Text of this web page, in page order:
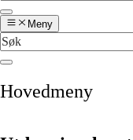
Meny
Hovedmeny